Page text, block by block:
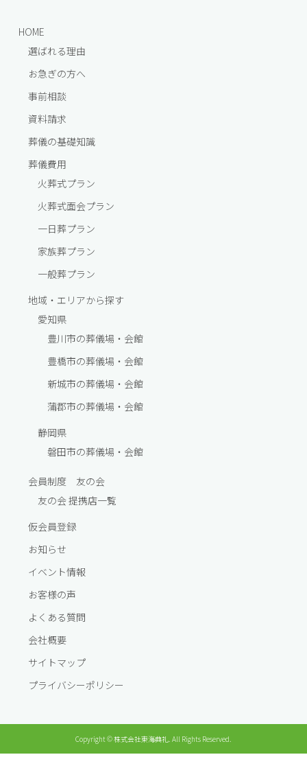
HOME
選ばれる理由
お急ぎの方へ
事前相談
資料請求
葬儀の基礎知識
葬儀費⽤
火葬式プラン
火葬式面会プラン
一⽇葬プラン
家族葬プラン
一般葬プラン
地域・エリアから探す
愛知県
豊川市の葬儀場・会館
豊橋市の葬儀場・会館
新城市の葬儀場・会館
蒲郡市の葬儀場・会館
静岡県
磐田市の葬儀場・会館
会員制度 友の会
友の会 提携店一覧
仮会員登録
お知らせ
イベント情報
お客様の声
よくある質問
会社概要
サイトマップ
プライバシーポリシー
Copyright © 株式会社東海典礼. All Rights Reserved.